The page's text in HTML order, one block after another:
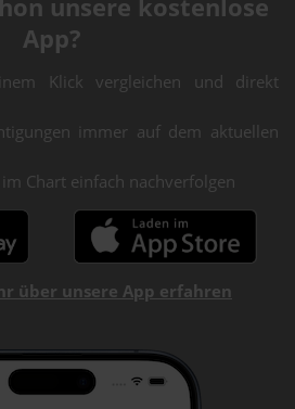
unsere kostenlose
App?
Klick vergleichen und direkt
immer auf dem aktuellen
Chart einfach nachverfolgen
über unsere App erfahren